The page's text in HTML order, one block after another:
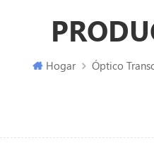
Hogar Óptico